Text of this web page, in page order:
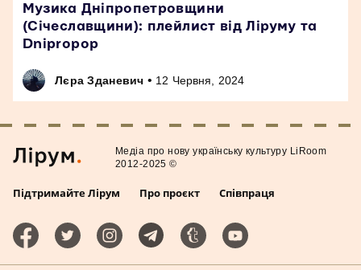
Музика Дніпропетровщини
(Січеславщини): плейлист від Ліруму та
Dnipropop
Лєра Зданевич • 12 Червня, 2024
Підтримайте Лірум Про проєкт Співпраця
Медiа про нову українську культуру LiRoom
2012-2025 ©